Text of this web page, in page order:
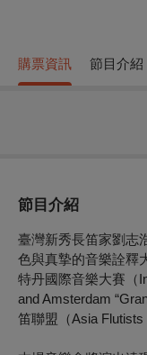
購票資訊 節目介紹
節目介紹
臺灣新秀長笛家劉志
色與真摯的音樂詮釋
特丹國際音樂大賽（
and Amsterdam
笛聯盟（Asia Flutists